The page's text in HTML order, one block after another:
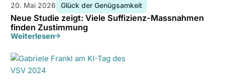
20. Mai 2026 Glück der Genügsamkeit
Neue Studie zeigt: Viele Suffizienz-Massnahmen
finden Zustimmung
Weiterlesen